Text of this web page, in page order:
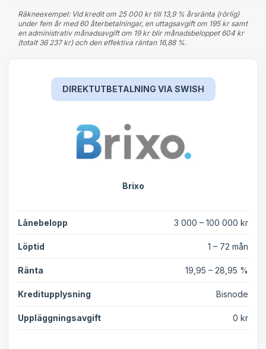
Räkneexempel: Vid kredit om 25 000 kr till 13,9 % årsränta (rörlig)
under fem år med 60 återbetalningar, en uttagsavgift om 195 kr samt
en administrativ månadsavgift om 19 kr blir månadsbeloppet 604 kr
(totalt 36 237 kr) och den effektiva räntan 16,88 %.
DIREKTUTBETALNING VIA SWISH
Brixo
Lånebelopp 3 000 – 100 000 kr
Löptid 1 – 72 mån
Ränta 19,95 – 28,95 %
Kreditupplysning Bisnode
Uppläggningsavgift 0 kr